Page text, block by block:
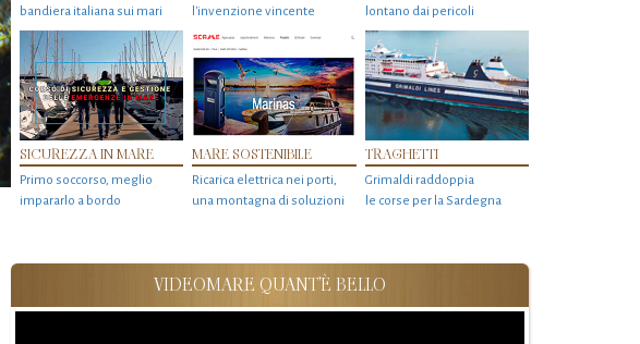
bandiera italiana sui mari
l'invenzione vincente
lontano dai pericoli
SICUREZZA IN MARE
Primo soccorso, meglio
impararlo a bordo
MARE SOSTENIBILE
Ricarica elettrica nei porti,
una montagna di soluzioni
TRAGHETTI
Grimaldi raddoppia
le corse per la Sardegna
VIDEOMARE QUANT'È BELLO